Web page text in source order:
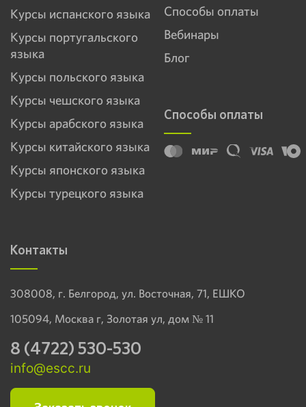
Способы оплаты
Вебинары
Блог
Способы оплаты
Курсы испанского языка
Курсы португальского
языка
Курсы польского языка
Курсы чешского языка
Курсы арабского языка
Курсы китайского языка
Курсы японского языка
Курсы турецкого языка
Контакты
308008, г. Белгород, ул. Восточная, 71, ЕШКО
105094, Москва г, Золотая ул, дом № 11
8 (4722) 530-530
info@escc.ru